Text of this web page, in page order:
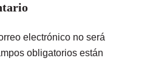
electrónico no será
obligatorios están